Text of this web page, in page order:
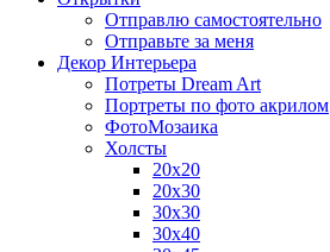
Отправлю самостоятельно
Отправьте за меня
Декор Интерьера
Потреты Dream Art
Портреты по фото акрилом
ФотоМозаика
Холсты
20х20
20х30
30х30
30х40